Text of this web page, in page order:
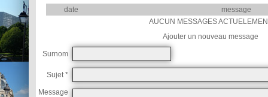
date
message
AUCUN MESSAGES
Ajouter un nouveau message
Surnom
Sujet *
Message